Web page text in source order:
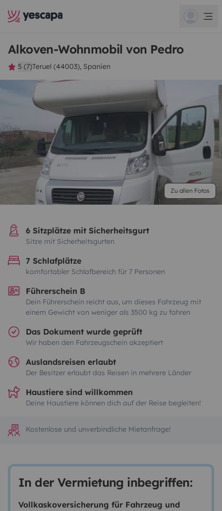
Alkoven-Wohnmobil von Pedro
5 (7)Teruel (44003), Spanien
Zu allen Fotos
6 Sitzplätze mit Sicherheitsgurt
Sitze mit Sicherheitsgurten
7 Schlafplätze
komfortabler Schlafbereich für 7 Personen
Führerschein B
Dein Führerschein reicht aus, um dieses Fahrzeug mit
einem Gewicht von weniger als 3500 kg zu fahren
Das Dokument wurde geprüft
Wir haben den Fahrzeugschein akzeptiert
Auslandsreisen erlaubt
Der Besitzer erlaubt das Reisen in mehrere Länder
Haustiere sind willkommen
Deine Haustiere können dich auf der Reise begleiten!
Kostenlose und unverbindliche Mietanfrage!
In der Vermietung inbegriffen:
Vollkaskoversicherung für Fahrzeug und